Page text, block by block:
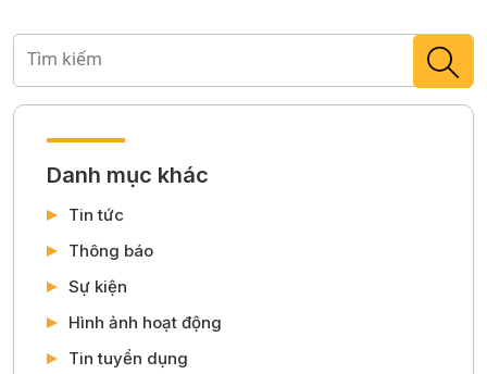
Danh mục khác
Tin tức
Thông báo
Sự kiện
Hình ảnh hoạt động
Tin tuyển dụng